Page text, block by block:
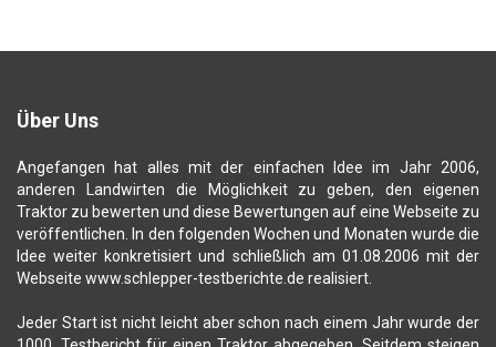
Über Uns
Angefangen hat alles mit der einfachen Idee im Jahr 2006,
anderen Landwirten die Möglichkeit zu geben, den eigenen
Traktor zu bewerten und diese Bewertungen auf eine Webseite zu
veröffentlichen. In den folgenden Wochen und Monaten wurde die
Idee weiter konkretisiert und schließlich am 01.08.2006 mit der
Webseite www.schlepper-testberichte.de realisiert.
Jeder Start ist nicht leicht aber schon nach einem Jahr wurde der